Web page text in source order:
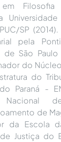
em
SP
pela
de São
do
do
Paraná -
Nacional
de
da Escola
de Justiça do